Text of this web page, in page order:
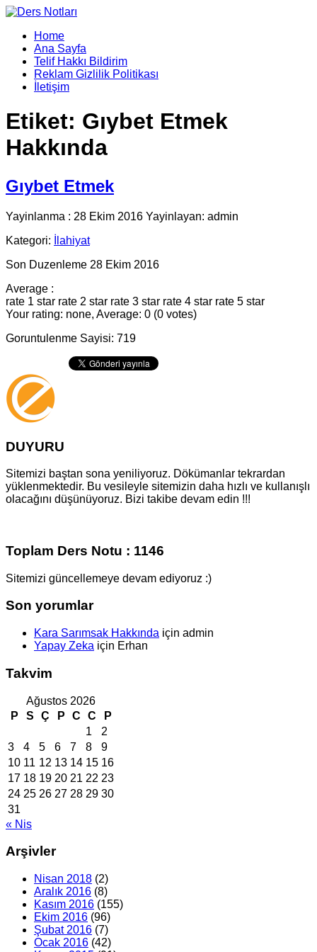
Home
Ana Sayfa
Telif Hakkı Bildirim
Reklam Gizlilik Politikası
İletişim
Etiket: Gıybet Etmek
Hakkında
Gıybet Etmek
Yayinlanma : 28 Ekim 2016 Yayinlayan: admin
Kategori:
İlahiyat
Son Duzenleme 28 Ekim 2016
Average :
rate 1 star rate 2 star rate 3 star rate 4 star rate 5 star
Your rating: none, Average: 0 (0 votes)
Goruntulenme Sayisi: 719
DUYURU
Sitemizi baştan sona yeniliyoruz. Dökümanlar tekrardan
yüklenmektedir. Bu vesileyle sitemizin daha hızlı ve kullanışlı
olacağını düşünüyoruz. Bizi takibe devam edin !!!
Toplam Ders Notu : 1146
Sitemizi güncellemeye devam ediyoruz :)
Son yorumlar
Kara Sarımsak Hakkında için admin
Yapay Zeka için Erhan
Takvim
Ağustos 2026
P
S Ç P C C
P
1
2
3
4 5 6 7 8
9
10 11 12 13 14 15 16
17 18 19 20 21 22 23
24 25 26 27 28 29 30
31
« Nis
Arşivler
Nisan 2018 (2)
Aralık 2016 (8)
Kasım 2016 (155)
Ekim 2016 (96)
Şubat 2016 (7)
Ocak 2016 (42)